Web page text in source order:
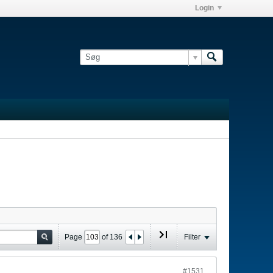
Login
Page of 136 Filter
#1531